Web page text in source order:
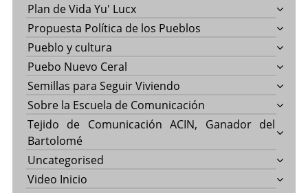
Plan de Vida Yu' Lucx
Propuesta Política de los Pueblos
Pueblo y cultura
Puebo Nuevo Ceral
Semillas para Seguir Viviendo
Sobre la Escuela de Comunicación
Tejido de Comunicación ACIN, Ganador del
Bartolomé
Uncategorised
Video Inicio